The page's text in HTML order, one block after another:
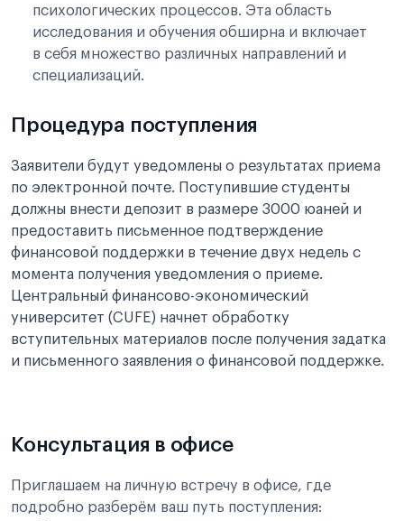
психологических процессов. Эта область
исследования и обучения обширна и включает
в себя множество различных направлений и
специализаций.
Процедура поступления
Заявители будут уведомлены о результатах приема
по электронной почте. Поступившие студенты
должны внести депозит в размере 3000 юаней и
предоставить письменное подтверждение
финансовой поддержки в течение двух недель с
момента получения уведомления о приеме.
Центральный финансово-экономический
университет (CUFE) начнет обработку
вступительных материалов после получения задатка
и письменного заявления о финансовой поддержке.
Консультация в офисе
Приглашаем на личную встречу в офисе, где
подробно разберём ваш путь поступления: